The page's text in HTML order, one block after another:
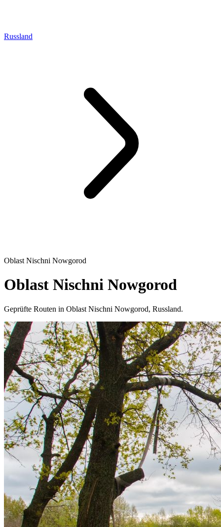
Russland
Oblast Nischni Nowgorod
Oblast Nischni Nowgorod
Geprüfte Routen in Oblast Nischni Nowgorod, Russland.